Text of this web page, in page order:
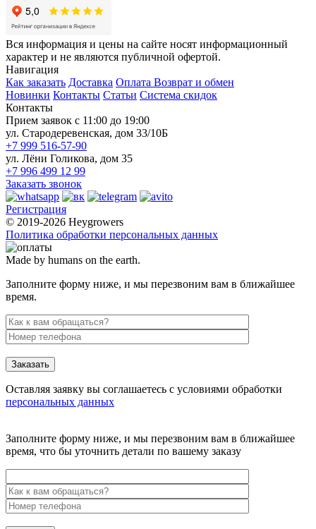
Вся информация и цены на сайте носят информационный
характер и не являются публичной офертой.
Навигация
Как заказать Доставка Оплата Возврат и обмен
Новинки Контакты Статьи Система скидок
Контакты
Прием заявок с 11:00 до 19:00
ул. Стародеревенская, дом 33/10Б
+7 999 516-57-90
ул. Лёни Голикова, дом 35
+7 996 499 12 99
Заказать звонок
Регистрация
© 2019-2026 Heygrowers
Политика обработки персональных данных
Made by humans on the earth.
Заполните форму ниже, и мы перезвоним вам в ближайшее
время.
Заказать
Оставляя заявку вы соглашаетесь с условиями обработки
персональных данных
Заполните форму ниже, и мы перезвоним вам в ближайшее
время, что бы уточнить детали по вашему заказу